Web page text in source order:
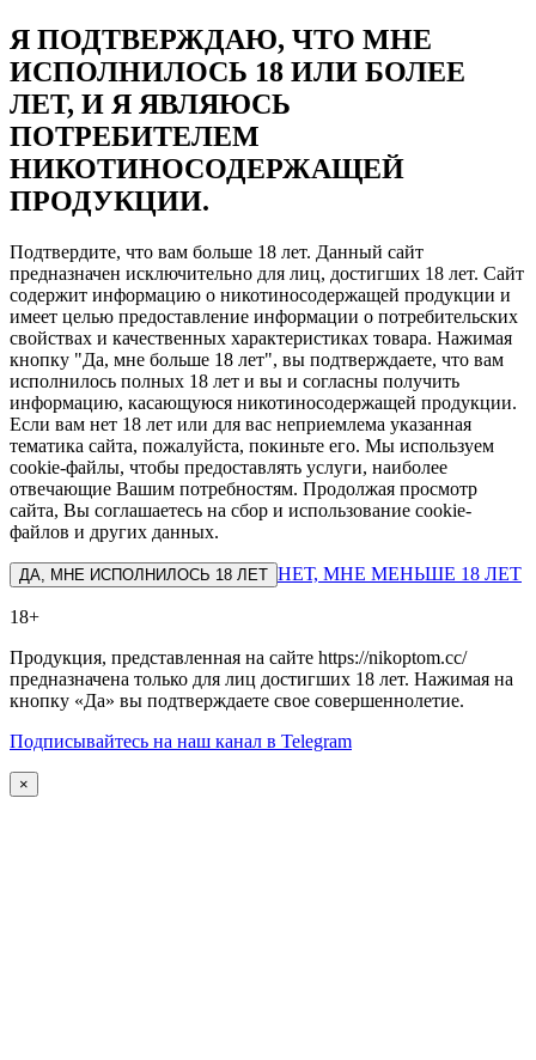
Я ПОДТВЕРЖДАЮ, ЧТО МНЕ
ИСПОЛНИЛОСЬ 18 ИЛИ БОЛЕЕ
ЛЕТ, И Я ЯВЛЯЮСЬ
ПОТРЕБИТЕЛЕМ
НИКОТИНОСОДЕРЖАЩЕЙ
ПРОДУКЦИИ.
Подтвердите, что вам больше 18 лет. Данный сайт
предназначен исключительно для лиц, достигших 18 лет. Сайт
содержит информацию о никотиносодержащей продукции и
имеет целью предоставление информации о потребительских
свойствах и качественных характеристиках товара. Нажимая
кнопку "Да, мне больше 18 лет", вы подтверждаете, что вам
исполнилось полных 18 лет и вы и согласны получить
информацию, касающуюся никотиносодержащей продукции.
Если вам нет 18 лет или для вас неприемлема указанная
тематика сайта, пожалуйста, покиньте его. Мы используем
cookie-файлы, чтобы предоставлять услуги, наиболее
отвечающие Вашим потребностям. Продолжая просмотр
сайта, Вы соглашаетесь на сбор и использование cookie-
файлов и других данных.
ДА, МНЕ ИСПОЛНИЛОСЬ 18 ЛЕТ НЕТ, МНЕ МЕНЬШЕ 18 ЛЕТ
18+
Продукция, представленная на сайте https://nikoptom.cc/
предназначена только для лиц достигших 18 лет. Нажимая на
кнопку «Да» вы подтверждаете свое совершеннолетие.
Подписывайтесь на наш канал в Telegram
×